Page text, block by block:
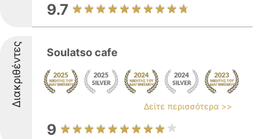
9.7
Διακριθέντες Soulatso cafe
Δείτε περισσότερα >>
9